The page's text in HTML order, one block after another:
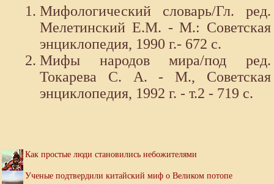
Мифологический словарь/Гл. ред.
Мелетинский Е.М. - М.: Советская
энциклопедия, 1990 г.- 672 с.
Мифы народов мира/под ред.
Токарева С. А. - М., Советская
энциклопедия, 1992 г. - т.2 - 719 с.
Как простые люди становились небожителями
Ученые подтвердили китайский миф о Великом потопе